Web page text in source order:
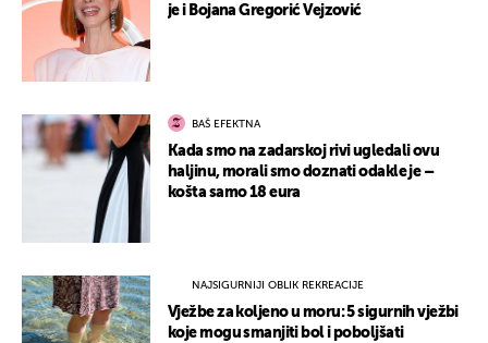
je i Bojana Gregorić Vejzović
BAŠ EFEKTNA
Kada smo na zadarskoj rivi ugledali ovu
haljinu, morali smo doznati odakle je –
košta samo 18 eura
NAJSIGURNIJI OBLIK REKREACIJE
Vježbe za koljeno u moru: 5 sigurnih vježbi
koje mogu smanjiti bol i poboljšati